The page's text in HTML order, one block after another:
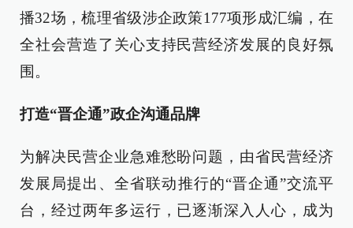
播32场，梳理省级涉企政策177项形成汇编，在
全社会营造了关心支持民营经济发展的良好氛
围。
打造“晋企通”政企沟通品牌
为解决民营企业急难愁盼问题，由省民营经济
发展局提出、全省联动推行的“晋企通”交流平
台，经过两年多运行，已逐渐深入人心，成为